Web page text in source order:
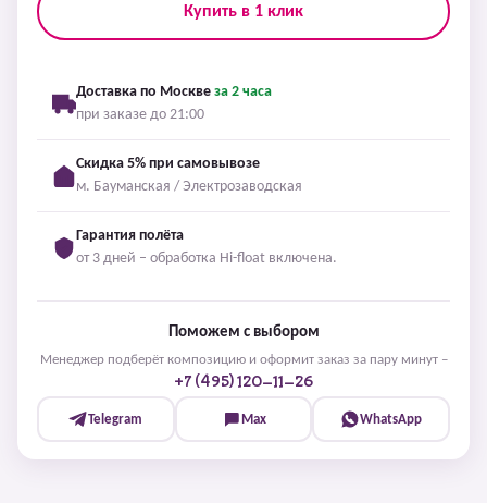
Купить в 1 клик
Доставка по Москве за 2 часа
при заказе до 21:00
Скидка 5% при самовывозе
м. Бауманская / Электрозаводская
Гарантия полёта
от 3 дней – обработка Hi-float включена.
Поможем с выбором
Менеджер подберёт композицию и оформит заказ за пару минут –
+7 (495) 120-11-26
Telegram Max WhatsApp